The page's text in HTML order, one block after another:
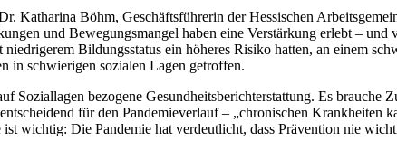
Katharina Böhm, Geschäftsführerin der Hessischen
und Bewegungsmangel haben eine Verstärkung erlebt –
Bildungsstatus ein höheres Risiko hatten, an einem
in schwierigen sozialen Lagen getroffen.
Soziallagen bezogene Gesundheitsberichterstattung. Es brauche
für den Pandemieverlauf – „chronischen Krankheiten
wichtig: Die Pandemie hat verdeutlicht, dass Prävention nie